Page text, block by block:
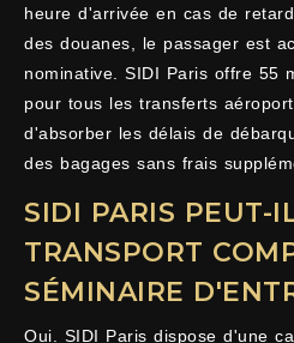
heure d'arrivée en cas de
des douanes, le passager est
nominative. SIDI Paris offre 55
pour tous les transferts
d'absorber les délais de
des bagages sans frais
SIDI PARIS PEUT-
TRANSPORT
SÉMINAIRE
Oui. SIDI Paris dispose d'une